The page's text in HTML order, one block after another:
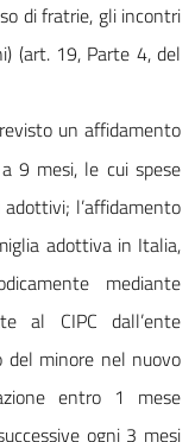
di fratrie, gli incontri
(art. 19, Parte 4, del
un affidamento
9 mesi, le cui spese
adottivi; l’affidamento
adottiva in Italia,
mediante
al CIPC dall’ente
del minore nel nuovo
entro 1 mese
ogni 3 mesi